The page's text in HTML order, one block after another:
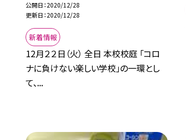
公開日 2020/12/28
更新日 2020/12/28
新着情報
12月２２日（火） 全日 本校校庭 「コロ
ナに負けない楽しい学校」の一環とし
て、...